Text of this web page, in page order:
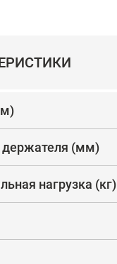
(мм)
нагрузка (кг)